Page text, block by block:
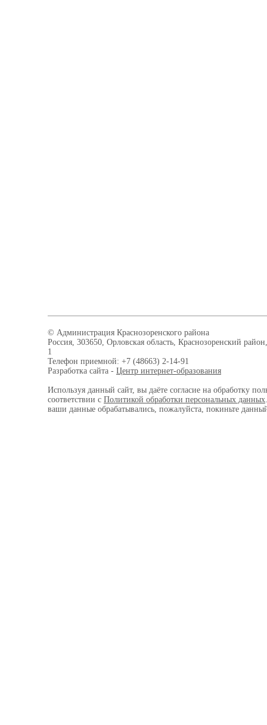
© Администрация Краснозоренского района
Россия, 303650, Орловская область, Краснозоренский
1
Телефон приемной: +7 (48663) 2-14-91
Разработка сайта - Центр интернет-образования
Используя данный сайт, вы даёте согласие на обработку
соответствии с Политикой обработки персональных данных
ваши данные обрабатывались, пожалуйста, покиньте